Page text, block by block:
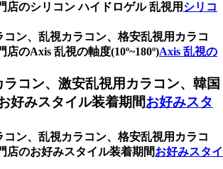
のシリコン ハイドロゲル 乱視用 シリコ
コン、乱視カラコン、格安乱視用カラコ
のAxis 乱視の軸度(10º~180º)Axis 乱視の
コン、激安乱視用カラコン、韓国
好みスタイル装着期間お好みスタ
コン、乱視カラコン、格安乱視用カラコ
店のお好みスタイル装着期間お好みスタイ